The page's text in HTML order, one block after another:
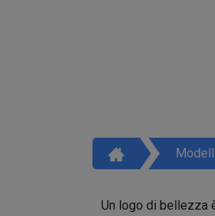
Un logo di bellezza